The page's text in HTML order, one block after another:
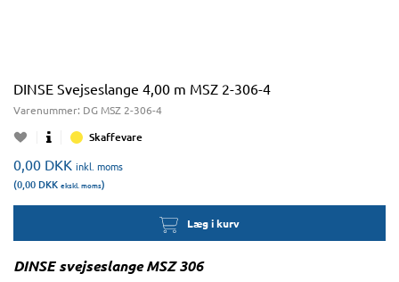
DINSE Svejseslange 4,00 m MSZ 2-306-4
Varenummer: DG MSZ 2-306-4
Skaffevare
0,00 DKK inkl. moms
(0,00 DKK ekskl. moms)
Læg i kurv
DINSE svejseslange MSZ 306